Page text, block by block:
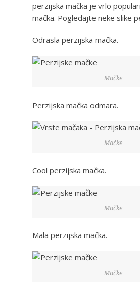
perzijska mačka je vrlo
mačka. Pogledajte neke slike
Odrasla perzijska mačka.
Mačke
Perzijska mačka odmara.
Mačke
Cool perzijska mačka.
Mačke
Mala perzijska mačka.
Mačke